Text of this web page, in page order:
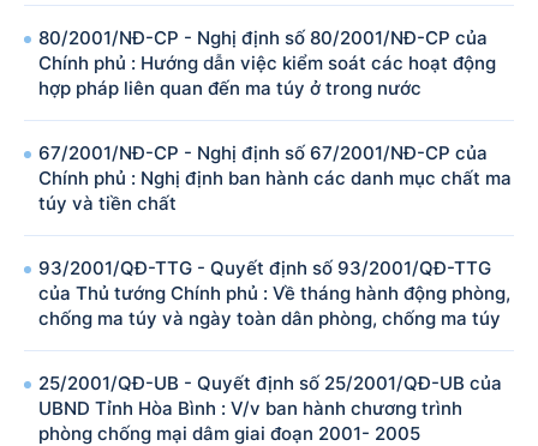
80/2001/NĐ-CP - Nghị định số 80/2001/NĐ-CP của
Chính phủ : Hướng dẫn việc kiểm soát các hoạt động
hợp pháp liên quan đến ma túy ở trong nước
67/2001/NĐ-CP - Nghị định số 67/2001/NĐ-CP của
Chính phủ : Nghị định ban hành các danh mục chất ma
túy và tiền chất
93/2001/QĐ-TTG - Quyết định số 93/2001/QĐ-TTG
của Thủ tướng Chính phủ : Về tháng hành động phòng,
chống ma túy và ngày toàn dân phòng, chống ma túy
25/2001/QĐ-UB - Quyết định số 25/2001/QĐ-UB của
UBND Tỉnh Hòa Bình : V/v ban hành chương trình
phòng chống mại dâm giai đoạn 2001- 2005